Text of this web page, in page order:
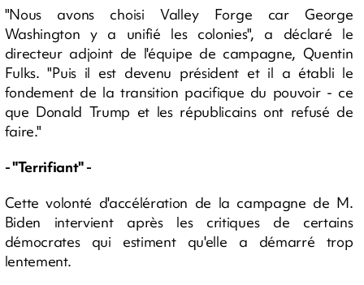
"Nous avons choisi Valley Forge car George
Washington y a unifié les colonies", a déclaré le
directeur adjoint de l'équipe de campagne, Quentin
Fulks. "Puis il est devenu président et il a établi le
fondement de la transition pacifique du pouvoir - ce
que Donald Trump et les républicains ont refusé de
faire."
- "Terrifiant" -
Cette volonté d'accélération de la campagne de M.
Biden intervient après les critiques de certains
démocrates qui estiment qu'elle a démarré trop
lentement.